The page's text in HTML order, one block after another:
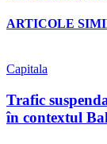
ARTICOLE
Capitala
Trafic
în contextul